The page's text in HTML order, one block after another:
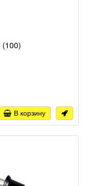
В корзину